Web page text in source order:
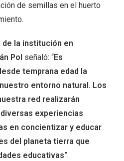
de semillas en el huerto
la institución en
Pol señaló: “Es
temprana edad la
entorno natural. Los
red realizarán
experiencias
en concientizar y educar
del planeta tierra que
educativas”.